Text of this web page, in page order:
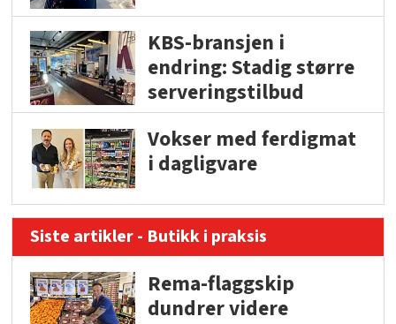
KBS-bransjen i
endring: Stadig større
serveringstilbud
Vokser med ferdigmat
i dagligvare
Siste artikler - Butikk i praksis
Rema-flaggskip
dundrer videre